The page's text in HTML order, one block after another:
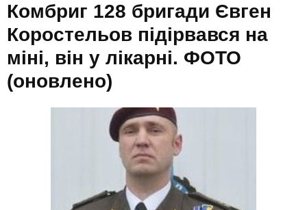
Комбриг 128 бригади Євген
Коростельов підірвався на
міні, він у лікарні. ФОТО
(оновлено)